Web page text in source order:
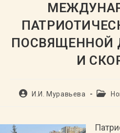
ПОСВЯЩЕННОЙ
И
АвторИ.И. Муравьева